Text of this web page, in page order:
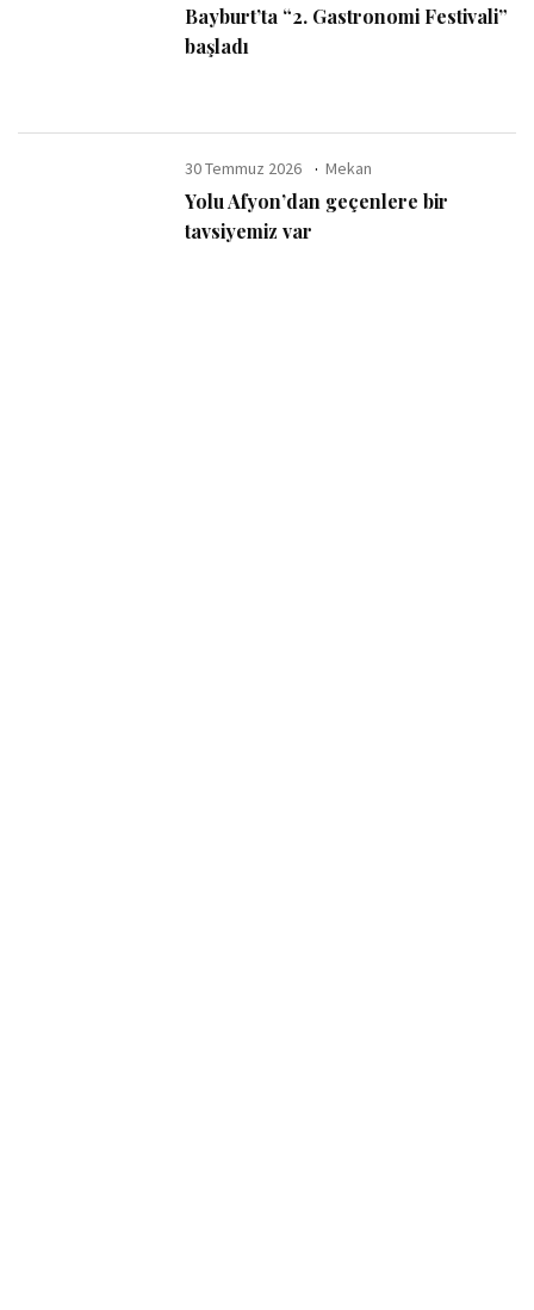
Bayburt’ta “2. Gastronomi Festivali”
başladı
30 Temmuz 2026 Mekan
Yolu Afyon’dan geçenlere bir
tavsiyemiz var